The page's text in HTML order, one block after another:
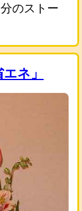
のストー
ネ」